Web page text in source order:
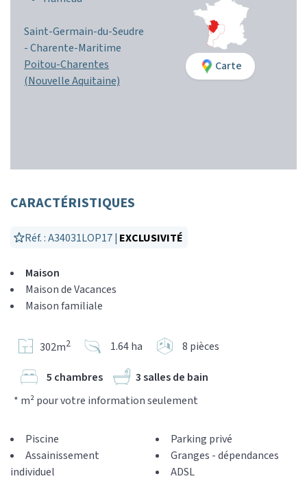
Saint-Germain-du-Seudre
-Charente-Maritime
Poitou-Charentes
(Nouvelle Aquitaine)
Carte
CARACTÉRISTIQUES
Réf. : A34031LOP17 | EXCLUSIVITÉ
Maison
Maison de Vacances
Maison familiale
302m2 1.64 ha 8 pièces
5 chambres
3 salles de bain
* m² pour votre information seulement
Piscine
Assainissement
individuel
Parking privé
Granges - dépendances
ADSL